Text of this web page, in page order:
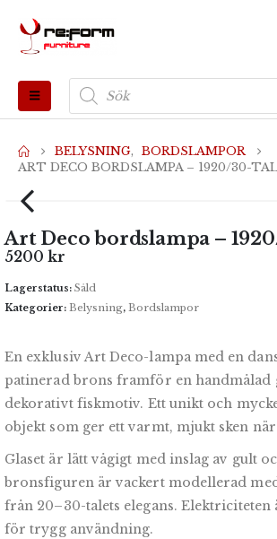
Produktsökning
BELYSNING, BORDSLAMPOR
ART DECO BORDSLAMPA – 1920/30-TAL
Art Deco bordslampa –
5200 kr
Lagerstatus: Såld
Kategorier: Belysning, Bordslampor
En exklusiv Art Deco-lampa med en
patinerad brons framför en handmålad
dekorativt fiskmotiv. Ett unikt och
objekt som ger ett varmt, mjukt sken
Glaset är lätt vågigt med inslag av gult
bronsfiguren är vackert modellerad
från 20–30-talets elegans.
för trygg användning.